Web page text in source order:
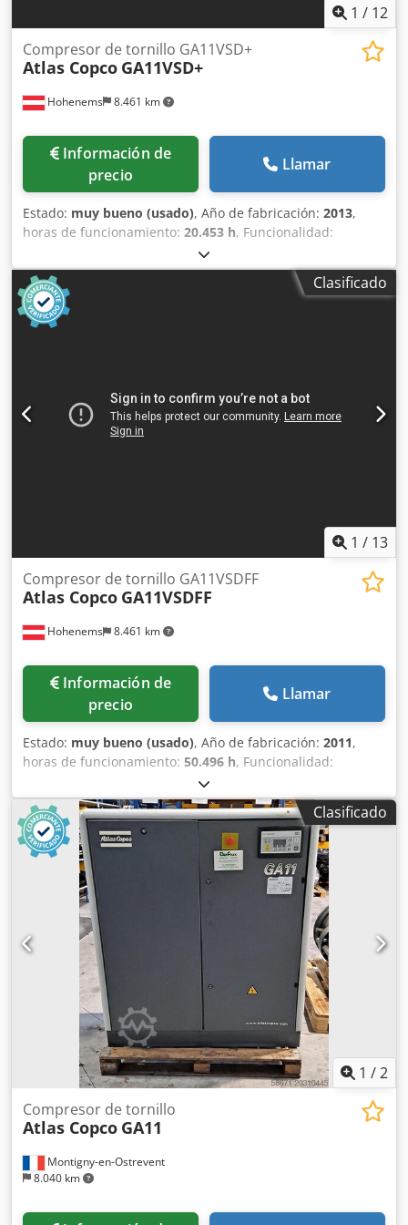
1 / 12
Hohenems 8.461 km
Compresor de tornillo GA11VSD+
Atlas Copco GA11VSD+
Información de
precio
Llamar
Estado: muy bueno (usado), Año de fabricación: 2013,
horas de funcionamiento: 20.453 h, Funcionalidad:
, Compresor de tornillo Atlas Copco
GA11VSD+ con convertidor integrado, 11 kW, 13 bar, 1,95
m³/min, año de fabricación: 2013, horas de
funcionamiento: 20.453. Crjdsy Uiycopfx Ahuof
Clasificado
1 / 13
Hohenems 8.461 km
Compresor de tornillo GA11VSDFF
Atlas Copco GA11VSDFF
Información de
precio
Llamar
Estado: muy bueno (usado), Año de fabricación: 2011,
horas de funcionamiento: 50.496 h, Funcionalidad:
, Compresor de tornillo Atlas Copco
GA11VSDFF Variador de frecuencia y secador integrados 11
kW Cedpfxey Ipcwe Ahuerf 12,75 bar 1,84 m3/min Año de
fabricación: 2011 Horas de funcionamiento: 50.496
Clasificado
1 /2
Montigny-en-Ostrevent
8.040 km
Compresor de tornillo
Atlas Copco GA11